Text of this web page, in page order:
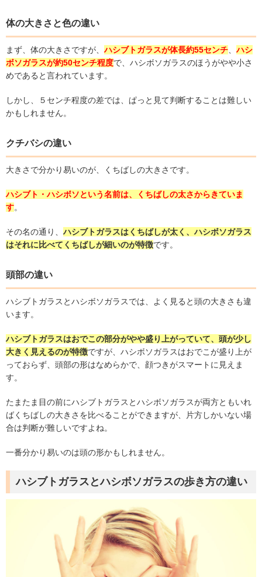
体の大きさと色の違い
まず、体の大きさですが、ハシブトガラスが体長約55センチ、ハシ
ボソガラスが約50センチ程度で、ハシボソガラスのほうがやや小さ
めであると言われています。
しかし、５センチ程度の差では、ぱっと見て判断することは難しい
かもしれません。
クチバシの違い
大きさで分かり易いのが、くちばしの大きさです。
ハシブト ・ハシボソという名前は、くちばしの太さからきていま
す。
その名の通り、ハシブトガラスはくちばしが太く、ハシボソガラス
はそれに比べてくちばしが細いのが特徴です。
頭部の違い
ハシブトガラスとハシボソガラスでは、よく見ると頭の大きさも違
います。
ハシブトガラスはおでこの部分がやや盛り上がっていて、頭が少し
大きく見えるのが特徴ですが、ハシボソガラスはおでこが盛り上が
っておらず、頭部の形はなめらかで、顔つきがスマートに見えま
す。
たまたま目の前にハシブトガラスとハシボソガラスが両方ともいれ
ばくちばしの大きさを比べることができますが、片方しかいない場
合は判断が難しいですよね。
一番分かり易いのは頭の形かもしれません。
ハシブトガラスとハシボソガラスの歩き方の違い